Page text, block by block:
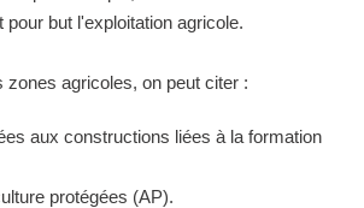
but l'exploitation agricole.
zones agricoles, on peut citer :
aux constructions liées à la formation
protégées (AP).